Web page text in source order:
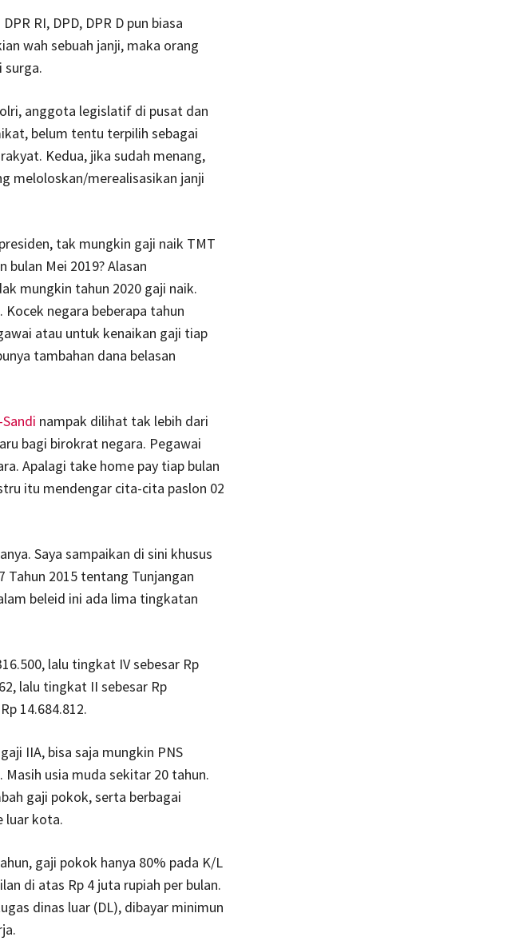
RI, DPD, DPR D pun biasa
wah sebuah janji, maka orang
surga.
anggota legislatif di pusat dan
belum tentu terpilih sebagai
Kedua, jika sudah menang,
meloloskan/merealisasikan janji
tak mungkin gaji naik TMT
bulan Mei 2019? Alasan
mungkin tahun 2020 gaji naik.
negara beberapa tahun
atau untuk kenaikan gaji tiap
tambahan dana belasan
nampak dilihat tak lebih dari
bagi birokrat negara. Pegawai
Apalagi take home pay tiap bulan
itu mendengar cita-cita paslon 02
Saya sampaikan di sini khusus
Tahun 2015 tentang Tunjangan
beleid ini ada lima tingkatan
lalu tingkat IV sebesar Rp
lalu tingkat II sebesar Rp
14.684.812.
IIA, bisa saja mungkin PNS
Masih usia muda sekitar 20 tahun.
gaji pokok, serta berbagai
luar kota.
gaji pokok hanya 80% pada K/L
di atas Rp 4 juta rupiah per bulan.
dinas luar (DL), dibayar minimun